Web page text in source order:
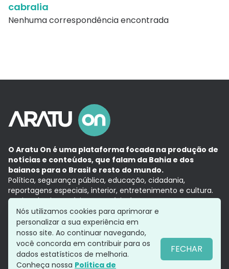
cabralia
Nenhuma correspondência encontrada
O Aratu On é uma plataforma focada na produção de
notícias e conteúdos, que falam da Bahia e dos
baianos para o Brasil e resto do mundo.
Política, segurança pública, educação, cidadania,
reportagens especiais, interior, entretenimento e cultura.
Aqui, tudo vira notícia e a notícia é no tempo presente,
com a credibilidade do Grupo Aratu.
Grupo Aratu
Política de privacidade
Siga-nos
Nós utilizamos cookies para aprimorar e
personalizar a sua experiência em
nosso site. Ao continuar navegando,
você concorda em contribuir para os
dados estatísticos de melhoria.
Conheça nossa Política de
FECHAR